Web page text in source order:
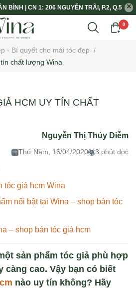
BÌNH | CN 1: 206 NGUYỄN TRÃI, P.2, Q.5
0
- Bí quyết cho mái tóc đẹp /
chất lượng Wina
HCM UY TÍN CHẤT
Nguyễn Thị Thúy Diễm
Thứ Năm, 16/04/2020 3 phút đọc
tóc giả hcm Wina
nổi bật tại Wina – shop bán tóc
– shop bán tóc giả hcm
sản phẩm tóc giả phù hợp
càng cao. Vậy bạn có biết
nào uy tín không? Hãy